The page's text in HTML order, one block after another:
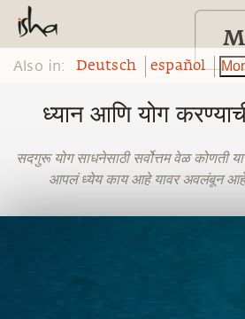
Also in: Deutsch español
ध्यान आणि योग
सदगुरू योग साधनेसाठी सर्वोत्तम वेळ कोणती
आपलं ध्येय काय आहे यावर अवलंबून